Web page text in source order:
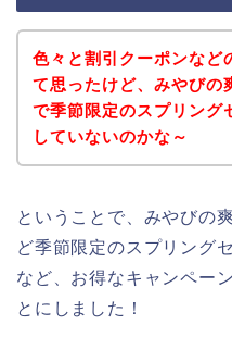
色々と割引クーポンなど
て思ったけど、みやびの
で季節限定のスプリング
していないのかな～
ということで、みやびの
ど季節限定のスプリング
など、お得なキャンペー
とにしました！